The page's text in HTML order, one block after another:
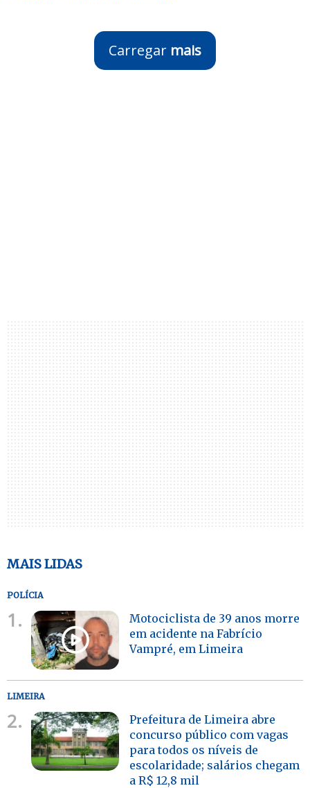
Carregar mais
MAIS LIDAS
POLÍCIA
1.
Motociclista de 39 anos morre
em acidente na Fabrício
Vampré, em Limeira
LIMEIRA
2.
Prefeitura de Limeira abre
concurso público com vagas
para todos os níveis de
escolaridade; salários chegam
a R$ 12,8 mil